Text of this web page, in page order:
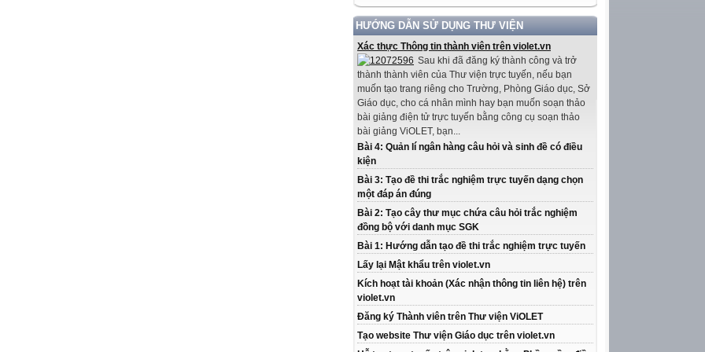
HƯỚNG DẪN SỬ DỤNG THƯ VIỆN
Xác thực Thông tin thành viên trên violet.vn
Sau khi đã đăng ký thành công và trở
thành thành viên của Thư viện trực tuyến, nếu bạn
muốn tạo trang riêng cho Trường, Phòng Giáo dục, Sở
Giáo dục, cho cá nhân mình hay bạn muốn soạn thảo
bài giảng điện tử trực tuyến bằng công cụ soạn thảo
bài giảng ViOLET, bạn...
Bài 4: Quản lí ngân hàng câu hỏi và sinh đề có điều
kiện
Bài 3: Tạo đề thi trắc nghiệm trực tuyến dạng chọn
một đáp án đúng
Bài 2: Tạo cây thư mục chứa câu hỏi trắc nghiệm
đồng bộ với danh mục SGK
Bài 1: Hướng dẫn tạo đề thi trắc nghiệm trực tuyến
Lấy lại Mật khẩu trên violet.vn
Kích hoạt tài khoản (Xác nhận thông tin liên hệ) trên
violet.vn
Đăng ký Thành viên trên Thư viện ViOLET
Tạo website Thư viện Giáo dục trên violet.vn